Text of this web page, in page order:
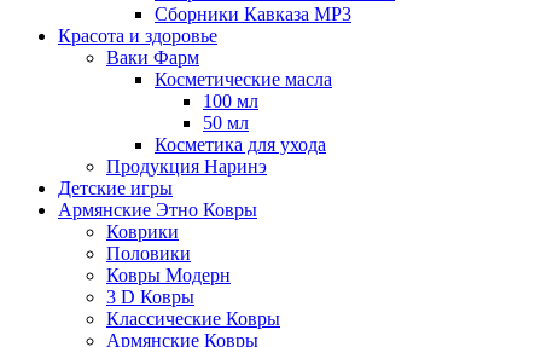
Сборники Кавказа MP3
Красота и здоровье
Ваки Фарм
Косметические масла
100 мл
50 мл
Косметика для ухода
Продукция Наринэ
Детские игры
Армянские Этно Ковры
Коврики
Половики
Ковры Модерн
3 D Ковры
Классические Ковры
Армянские Ковры